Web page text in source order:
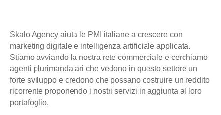
Skalo Agency aiuta le PMI italiane a crescere con
marketing digitale e intelligenza artificiale applicata.
Stiamo avviando la nostra rete commerciale e cerchiamo
agenti plurimandatari che vedono in questo settore un
forte sviluppo e credono che possano costruire un reddito
ricorrente proponendo i nostri servizi in aggiunta al loro
portafoglio.